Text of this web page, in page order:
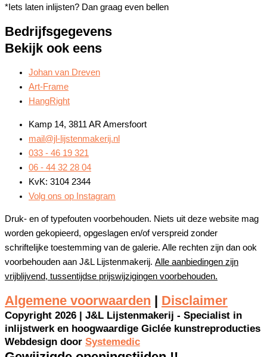
*Iets laten inlijsten? Dan graag even bellen
Bedrijfsgegevens
Bekijk ook eens
Johan van Dreven
Art-Frame
HangRight
Kamp 14, 3811 AR Amersfoort
mail@jl-lijstenmakerij.nl
033 - 46 19 321
06 - 44 32 28 04
KvK: 3104 2344
Volg ons op Instagram
Druk- en of typefouten voorbehouden. Niets uit deze website mag
worden gekopieerd, opgeslagen en/of verspreid zonder
schriftelijke toestemming van de galerie. Alle rechten zijn dan ook
voorbehouden aan J&L Lijstenmakerij. Alle aanbiedingen zijn
vrijblijvend, tussentijdse prijswijzigingen voorbehouden.
Algemene voorwaarden | Disclaimer
Copyright 2026 | J&L Lijstenmakerij - Specialist in
inlijstwerk en hoogwaardige Giclée kunstreproducties
Webdesign door Systemedic